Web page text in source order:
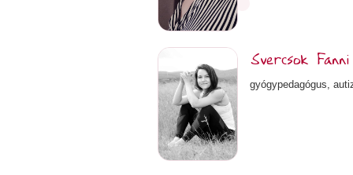
Svercsok Fanni
gyógypedagógus,